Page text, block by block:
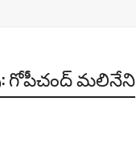
గోపీచంద్ మలినేని